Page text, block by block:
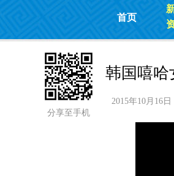
首页
分享至手机
韩国嘻哈
2015年10月16日